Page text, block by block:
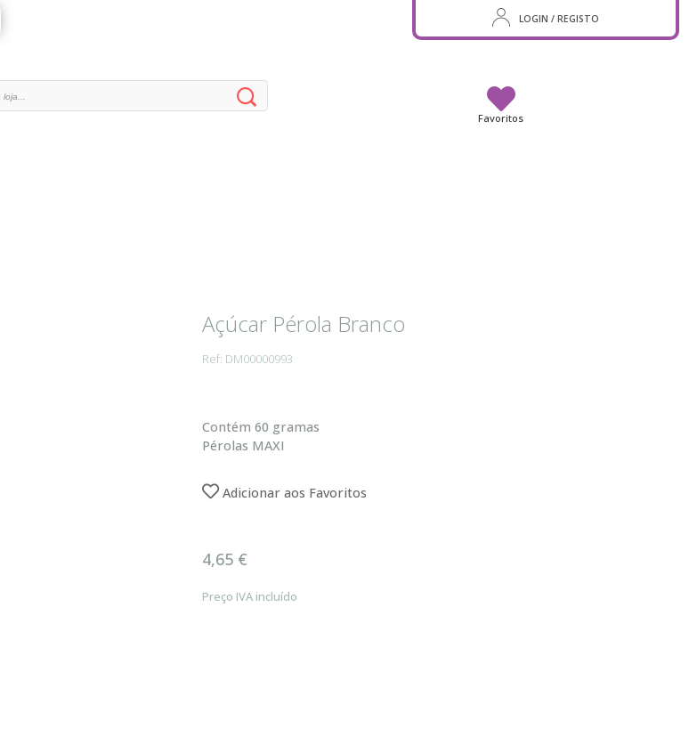
LOGIN / REGISTO
Favoritos
Açúcar Pérola Branco
Ref: DM00000993
Contém 60 gramas
Pérolas MAXI
Adicionar aos Favoritos
4,65 €
Preço IVA incluído